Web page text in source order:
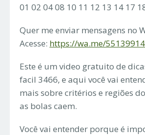
01 02 04 08 10 11 12 13 14 17
Quer me enviar mensagens no
Acesse: https://wa.me/
Este é um video gratuito de
facil 3466, e aqui você vai
mais sobre critérios e regiões
as bolas caem.
Você vai entender porque é